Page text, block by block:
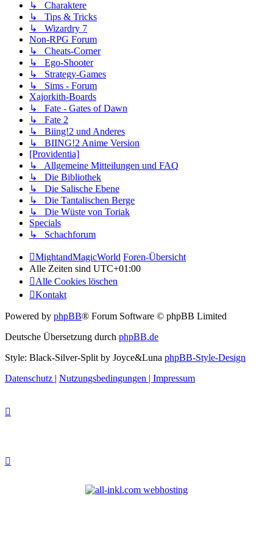
↳ Charaktere
↳ Tips & Tricks
↳ Wizardry 7
Non-RPG Forum
↳ Cheats-Corner
↳ Ego-Shooter
↳ Strategy-Games
↳ Sims - Forum
Xajorkith-Boards
↳ Fate - Gates of Dawn
↳ Fate 2
↳ Biing!2 und Anderes
↳ BIING!2 Anime Version
[Providentia]
↳ Allgemeine Mitteilungen und FAQ
↳ Die Bibliothek
↳ Die Salische Ebene
↳ Die Tantalischen Berge
↳ Die Wüste von Toriak
Specials
↳ Schachforum
MightandMagicWorld Foren-Übersicht
Alle Zeiten sind UTC+01:00
Alle Cookies löschen
Kontakt
Powered by phpBB® Forum Software © phpBB Limited
Deutsche Übersetzung durch phpBB.de
Style: Black-Silver-Split by Joyce&Luna phpBB-Style-Design
Datenschutz | Nutzungsbedingungen | Impressum